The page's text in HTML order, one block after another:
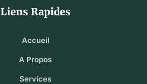
Liens Rapides
Accueil
A Propos
Services